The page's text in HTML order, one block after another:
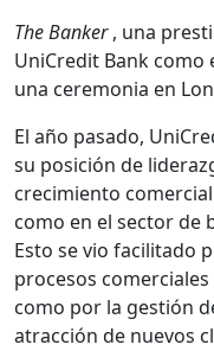
The Banker, una
UniCredit Bank como
una ceremonia en
El año pasado,
su posición de
crecimiento
como en el sector de
Esto se vio facilitado
procesos
como por la gestión
atracción de nuevos